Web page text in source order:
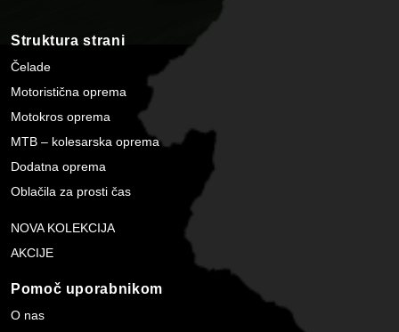
Struktura strani
Čelade
Motoristična oprema
Motokros oprema
MTB – kolesarska oprema
Dodatna oprema
Oblačila za prosti čas
NOVA KOLEKCIJA
AKCIJE
Pomoč uporabnikom
O nas